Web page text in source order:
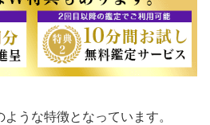
うな特徴となっています。